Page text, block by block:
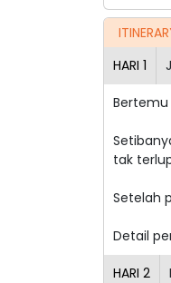
HARI 1
Bertemu
tak
Setelah
Detail
HARI 2